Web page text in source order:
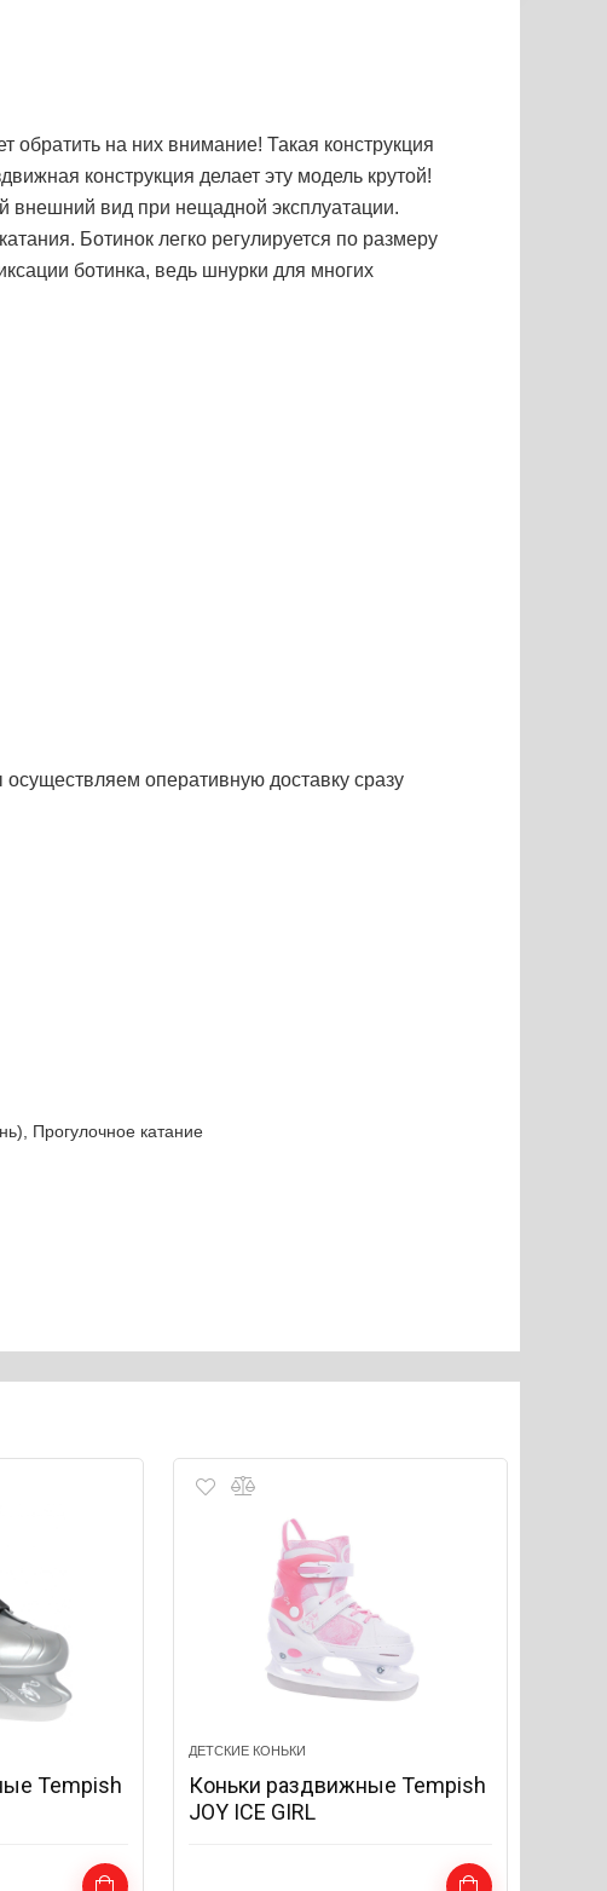
обратить на них внимание! Такая конструкция
конструкция делает эту модель крутой!
внешний вид при нещадной эксплуатации.
Ботинок легко регулируется по размеру
ботинка, ведь шнурки для многих
оперативную доставку сразу
Прогулочное катание
Tempish
ДЕТСКИЕ КОНЬКИ
Коньки раздвижные Tempish
JOY ICE GIRL